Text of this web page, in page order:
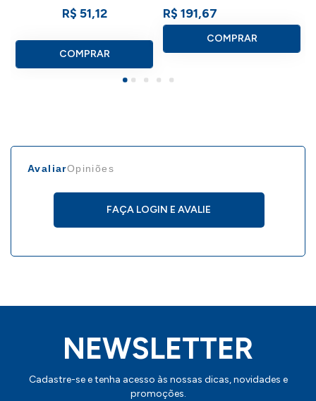
- Solicitar cupom de desconto acima de 500 peças
DETALHES DO KIT BETS
Consulte a aba personalização para saber detalhes
de como aplicar sua marca neste produto.
R$ 51,12
COMPRAR
R$ 191,67
COMPRAR
AvaliarOpiniões
FAÇA LOGIN E AVALIE
NEWSLETTER
Cadastre-se e tenha acesso às nossas dicas, novidades e
promoções.